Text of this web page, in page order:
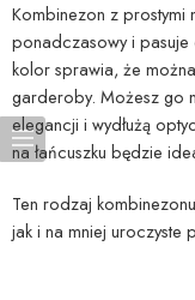
Kombinezon z prostymi
ponadczasowy i pasuje
kolor sprawia, że
garderoby. Możesz go
elegancji i wydłużą
na łańcuszku będzie
Ten rodzaj
jak i na mniej uroczyste